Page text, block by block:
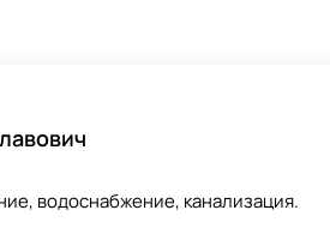
водоснабжение, канализация.